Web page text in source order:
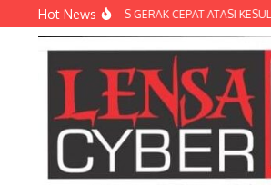
Lewati ke konten
Hot News
BRIGIF TP 31/PS GERAK CEPAT ATASI KESULITAN